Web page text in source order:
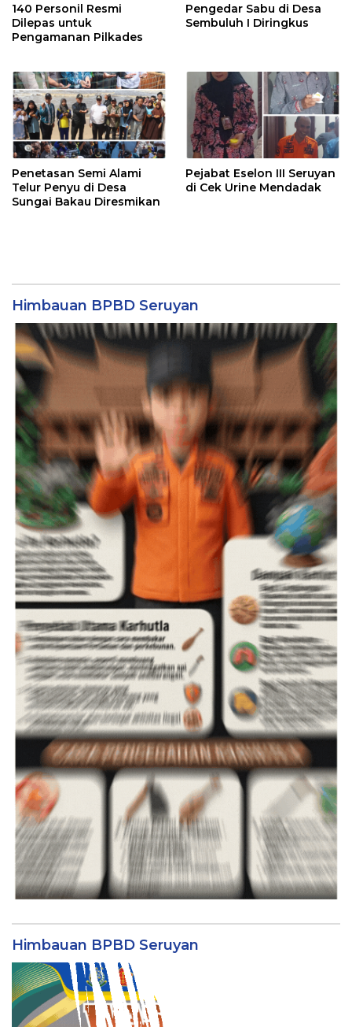
140 Personil Resmi
Dilepas untuk
Pengamanan Pilkades
Pengedar Sabu di Desa
Sembuluh I Diringkus
Penetasan Semi Alami
Telur Penyu di Desa
Sungai Bakau Diresmikan
Pejabat Eselon III Seruyan
di Cek Urine Mendadak
Himbauan BPBD Seruyan
Himbauan BPBD Seruyan